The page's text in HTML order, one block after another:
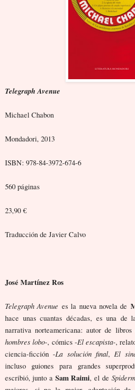
Telegraph Avenue
Michael Chabon
Mondadori, 2013
ISBN: 978-84-3972-674-6
560 páginas
23,90 €
Traducción de Javier Calvo
José Martínez Ros
Telegraph Avenue es la nueva novela de
hace unas cuantas décadas, es una de
narrativa norteamericana: autor de
hombres lobo-, cómics -El escapista-,
ciencia-ficción -La solución final, El
incluso guiones para grandes
escribió, junto a Sam Raimi, el de